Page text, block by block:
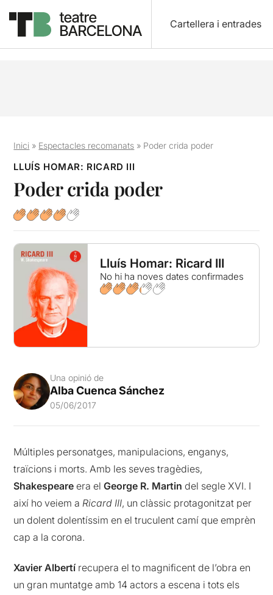
Cartellera i entrades
Inici » Espectacles recomanats » Poder crida poder
LLUÍS HOMAR: RICARD III
Poder crida poder
Lluís Homar: Ricard III
No hi ha noves dates confirmades
Una opinió de
Alba Cuenca Sánchez
05/06/2017
Múltiples personatges, manipulacions, enganys,
traïcions i morts. Amb les seves tragèdies,
Shakespeare era elGeorge R. Martin del segle XVI. I
així ho veiem a Ricard III, un clàssic protagonitzat per
un dolent dolentíssim en el truculent camí que emprèn
cap a la corona.
Xavier Albertí recupera el to magnificent de l’obra en
un gran muntatge amb 14 actors a escena i tots els